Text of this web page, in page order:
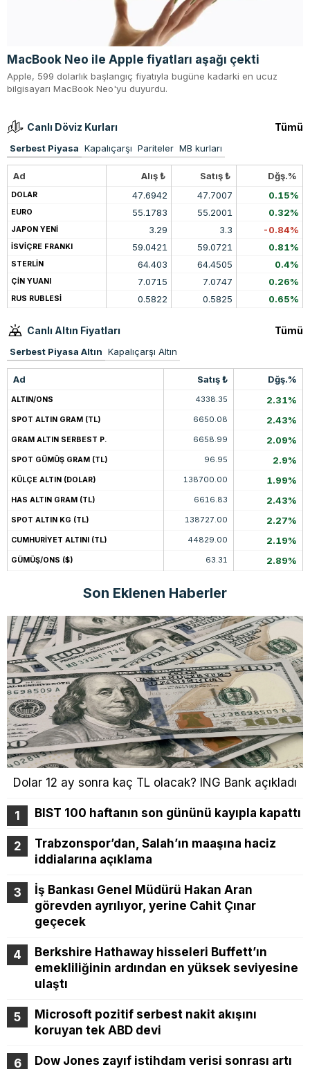
MacBook Neo ile Apple fiyatları aşağı çekti
Apple, 599 dolarlık başlangıç fiyatıyla bugüne kadarki en ucuz
bilgisayarı MacBook Neo'yu duyurdu.
Canlı Döviz Kurları Tümü
Serbest Piyasa Kapalıçarşı Pariteler MB kurları
Ad Alış ₺ Satış ₺ Dğş.%
DOLAR 47.6942 47.7007 0.15%
EURO 55.1783 55.2001 0.32%
JAPON YENİ 3.29 3.3 -0.84%
İSVİÇRE FRANKI 59.0421 59.0721 0.81%
STERLİN 64.403 64.4505 0.4%
ÇİN YUANI 7.0715 7.0747 0.26%
RUS RUBLESİ 0.5822 0.5825 0.65%
Canlı Altın Fiyatları Tümü
Serbest Piyasa Altın Kapalıçarşı Altın
Ad Satış ₺ Dğş.%
ALTIN/ONS 4338.35 2.31%
SPOT ALTIN GRAM (TL) 6650.08 2.43%
GRAM ALTIN SERBEST P. 6658.99 2.09%
SPOT GÜMÜŞ GRAM (TL) 96.95 2.9%
KÜLÇE ALTIN (DOLAR) 138700.00 1.99%
HAS ALTIN GRAM (TL) 6616.83 2.43%
SPOT ALTIN KG (TL) 138727.00 2.27%
CUMHURİYET ALTINI (TL) 44829.00 2.19%
GÜMÜŞ/ONS ($) 63.31 2.89%
Son Eklenen Haberler
Dolar 12 ay sonra kaç TL olacak? ING Bank açıkladı
BIST 100 haftanın son gününü kayıpla kapattı
Trabzonspor’dan, Salah’ın maaşına haciz
iddialarına açıklama
İş Bankası Genel Müdürü Hakan Aran
görevden ayrılıyor, yerine Cahit Çınar
geçecek
Berkshire Hathaway hisseleri Buffett’ın
emekliliğinin ardından en yüksek seviyesine
ulaştı
Microsoft pozitif serbest nakit akışını
koruyan tek ABD devi
Dow Jones zayıf istihdam verisi sonrası artı